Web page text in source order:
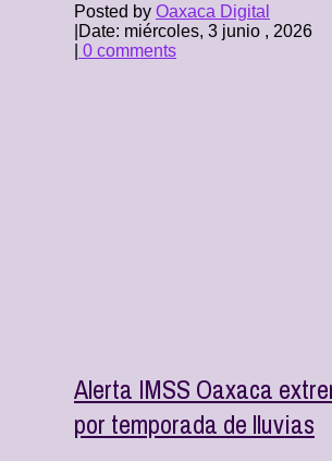
Posted by Oaxaca Digital
Date: miércoles, 3 junio , 2026
0 comments
Alerta IMSS Oaxaca
por temporada de lluvias